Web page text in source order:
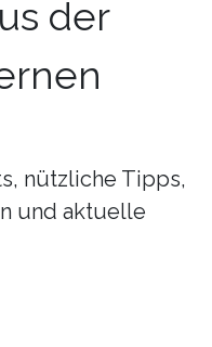
der
nützliche Tipps,
und aktuelle